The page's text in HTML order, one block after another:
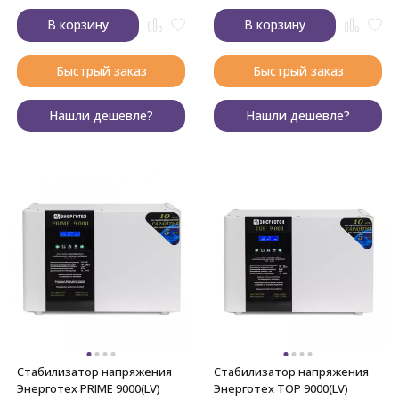
В корзину
Быстрый заказ
Нашли дешевле?
В корзину
Быстрый заказ
Нашли дешевле?
Стабилизатор напряжения
Энерготех PRIME 9000(LV)
Стабилизатор напряжения
Энерготех TOP 9000(LV)